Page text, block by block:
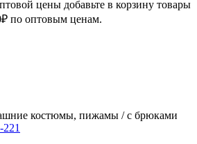
цены добавьте в корзину товары
по оптовым ценам.
костюмы, пижамы / с брюками